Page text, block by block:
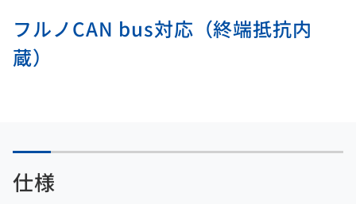
フルノCAN bus対応（終端抵抗内
蔵）
仕様